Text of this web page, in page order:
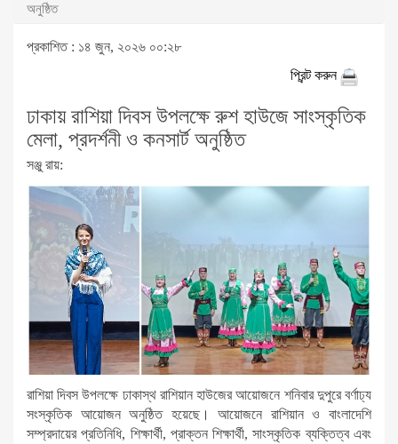
অনুষ্ঠিত
প্রকাশিত : ১৪ জুন, ২০২৬ ০০:২৮
প্রিন্ট করুন
ঢাকায় রাশিয়া দিবস উপলক্ষে রুশ হাউজে সাংস্কৃতিক
মেলা, প্রদর্শনী ও কনসার্ট অনুষ্ঠিত
সঞ্জু রায়:
রাশিয়া দিবস উপলক্ষে ঢাকাস্থ রাশিয়ান হাউজের আয়োজনে শনিবার দুপুরে বর্ণাঢ্য
সংস্কৃতিক আয়োজন অনুষ্ঠিত হয়েছে। আয়োজনে রাশিয়ান ও বাংলাদেশি
সম্প্রদায়ের প্রতিনিধি, শিক্ষার্থী, প্রাক্তন শিক্ষার্থী, সাংস্কৃতিক ব্যক্তিত্ব এবং